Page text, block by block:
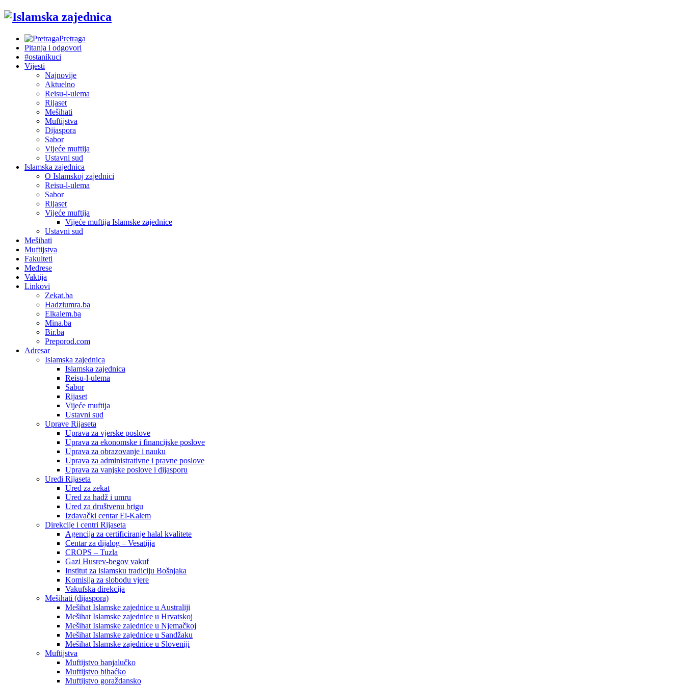
Pretraga
Pitanja i odgovori
#ostanikuci
Vijesti
Najnovije
Aktuelno
Reisu-l-ulema
Rijaset
Mešihati
Muftijstva
Dijaspora
Sabor
Vijeće muftija
Ustavni sud
Islamska zajednica
O Islamskoj zajednici
Reisu-l-ulema
Sabor
Rijaset
Vijeće muftija
Vijeće muftija Islamske zajednice
Ustavni sud
Mešihati
Muftijstva
Fakulteti
Medrese
Vaktija
Linkovi
Zekat.ba
Hadziumra.ba
Elkalem.ba
Mina.ba
Bir.ba
Preporod.com
Adresar
Islamska zajednica
Islamska zajednica
Reisu-l-ulema
Sabor
Rijaset
Vijeće muftija
Ustavni sud
Uprave Rijaseta
Uprava za vjerske poslove
Uprava za ekonomske i financijske poslove
Uprava za obrazovanje i nauku
Uprava za administrativne i pravne poslove
Uprava za vanjske poslove i dijasporu
Uredi Rijaseta
Ured za zekat
Ured za hadž i umru
Ured za društvenu brigu
Izdavački centar El-Kalem
Direkcije i centri Rijaseta
Agencija za certificiranje halal kvalitete
Centar za dijalog – Vesatijja
CROPS – Tuzla
Gazi Husrev-begov vakuf
Institut za islamsku tradiciju Bošnjaka
Komisija za slobodu vjere
Vakufska direkcija
Mešihati (dijaspora)
Mešihat Islamske zajednice u Australiji
Mešihat Islamske zajednice u Hrvatskoj
Mešihat Islamske zajednice u Njemačkoj
Mešihat Islamske zajednice u Sandžaku
Mešihat Islamske zajednice u Sloveniji
Muftijstva
Muftijstvo banjalučko
Muftijstvo bihaćko
Muftijstvo goraždansko